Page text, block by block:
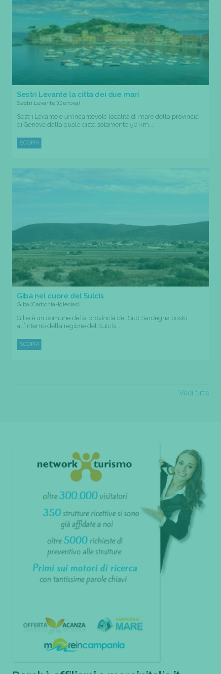
Sestri Levante la città dei due mari
Sestri Levante (Genova)
Sestri Levante è un’incantevole località di mare della provincia
di Genova dalla quale dista solamente 50 km....
SCOPRI
Giba nel cuore del Sulcis
Giba (Carbonia-Iglesias)
Giba è un comune della provincia del Sud Sardegna posto
all’interno della regione del Sulcis....
SCOPRI
Vedi tutte